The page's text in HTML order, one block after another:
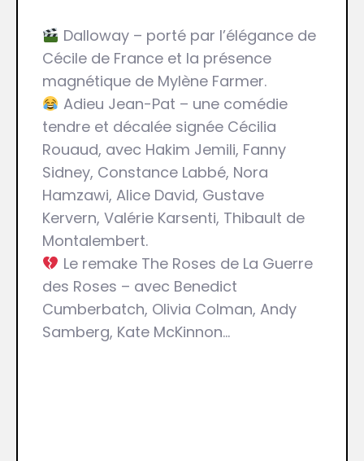
Dalloway – porté par l’élégance de
Cécile de France et la présence
magnétique de Mylène Farmer.
Adieu Jean-Pat – une comédie
tendre et décalée signée Cécilia
Rouaud, avec Hakim Jemili, Fanny
Sidney, Constance Labbé, Nora
Hamzawi, Alice David, Gustave
Kervern, Valérie Karsenti, Thibault de
Montalembert.
Le remake The Roses de La Guerre
des Roses – avec Benedict
Cumberbatch, Olivia Colman, Andy
Samberg, Kate McKinnon…